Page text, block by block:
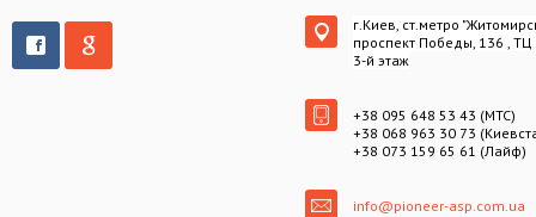
г.Киев, ст.метро
проспект Победы, 136 , ТЦ
3-й этаж
+38 095 648 53 43 (МТС)
+38 068 963 30 73
+38 073 159 65 61 (Лайф)
info@pioneer-asp.com.ua